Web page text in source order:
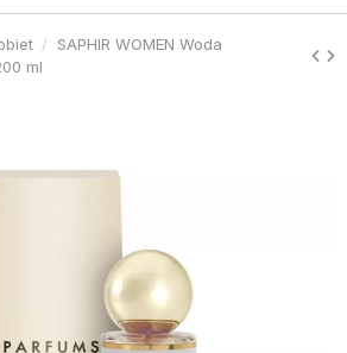
SAPHIR WOMEN Woda
ml